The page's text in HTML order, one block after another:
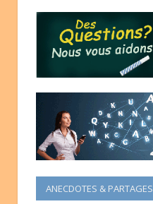
ANECDOTES & PARTAGES